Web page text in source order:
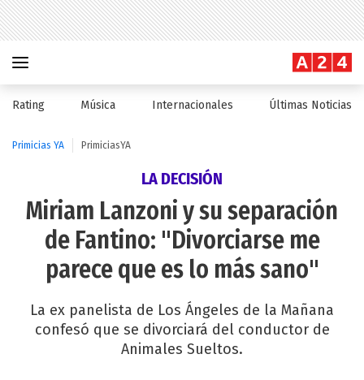
Rating Música Internacionales Últimas Noticias
Primicias YA PrimiciasYA
LA DECISIÓN
Miriam Lanzoni y su separación
de Fantino: "Divorciarse me
parece que es lo más sano"
La ex panelista de Los Ángeles de la Mañana
confesó que se divorciará del conductor de
Animales Sueltos.